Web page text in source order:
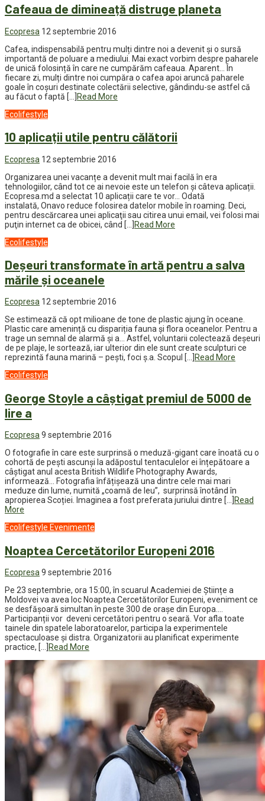
Cafeaua de dimineață distruge planeta
Ecopresa 12 septembrie 2016
Cafea, indispensabilă pentru mulți dintre noi a devenit și o sursă
importantă de poluare a mediului. Mai exact vorbim despre paharele
de unică folosință în care ne cumpărăm cafeaua. Aparent… În
fiecare zi, mulți dintre noi cumpăra o cafea apoi aruncă paharele
goale în coșuri destinate colectării selective, gândindu-se astfel că
au făcut o faptă […]
Read More
Ecolifestyle
10 aplicații utile pentru călătorii
Ecopresa 12 septembrie 2016
Organizarea unei vacanțe a devenit mult mai facilă în era
tehnologiilor, când tot ce ai nevoie este un telefon și câteva aplicații.
Ecopresa.md a selectat 10 aplicații care te vor… Odată
instalată, Onavo reduce folosirea datelor mobile în roaming. Deci,
pentru descărcarea unei aplicaţii sau citirea unui email, vei folosi mai
puţin internet ca de obicei, când […]
Read More
Ecolifestyle
Deșeuri transformate în artă pentru a salva
mările și oceanele
Ecopresa 12 septembrie 2016
Se estimează că opt milioane de tone de plastic ajung în oceane.
Plastic care amenință cu dispariția fauna și flora oceanelor. Pentru a
trage un semnal de alarmă și a… Astfel, voluntarii colectează deșeuri
de pe plaje, le sortează, iar ulterior din ele sunt create sculpturi ce
reprezintă fauna marină – pești, foci ș.a. Scopul […] Read More
Ecolifestyle
George Stoyle a câștigat premiul de 5000 de
lire a
Ecopresa9 septembrie 2016
O fotografie în care este surprinsă o meduză-gigant care înoată cu o
cohortă de pești ascunși la adăpostul tentaculelor ei înțepătoare a
câștigat anul acesta British Wildlife Photography Awards,
informează… Fotografia înfățișează una dintre cele mai mari
meduze din lume, numită „coamă de leu”, surprinsă înotând în
apropierea Scoției. Imaginea a fost preferata juriului dintre […] Read
More
Ecolifestyle Evenimente
Noaptea Cercetătorilor Europeni 2016
Ecopresa 9 septembrie 2016
Pe 23 septembrie, ora 15:00, în scuarul Academiei de Științe a
Moldovei va avea loc Noaptea Cercetătorilor Europeni, eveniment ce
se desfășoară simultan în peste 300 de orașe din Europa.…
Participanții vor deveni cercetători pentru o seară. Vor afla toate
tainele din spatele laboratoarelor, participa la experimentele
spectaculoase și distra. Organizatorii au planificat experimente
practice, […]
Read More